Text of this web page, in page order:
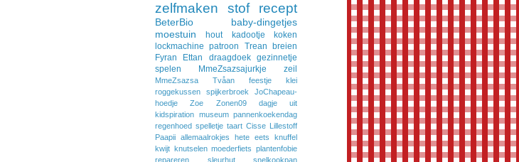
zelfmaken stof recept
BeterBio
baby-dingetjes
moestuin
hout kadootje
koken
lockmachine patroon Trean
breien
Fyran
Ettan draagdoek gezinnetje
spelen
MmeZsazsajurkje zeil
MmeZsazsa Tvåan feestje
klei
roggekussen
spijkerbroek
JoChapeau-
hoedje
Zoe Zonen09
dagje uit
kidspiration museum pannenkoekendag
regenhoed spelletje taart Cisse Lillestoff
Paapii allemaalrokjes hete eets
knuffel
kwijt knutselen moederfiets plantenfobie
repareren
sleurhut
snelkookpan